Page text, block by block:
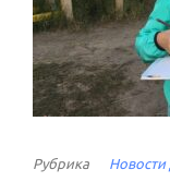
Рубрика